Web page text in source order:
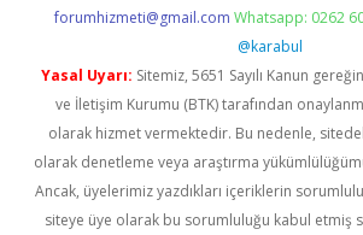
forumhizmeti@gmail.com Whatsapp: 0262
@karabul
Yasal Uyarı: Sitemiz, 5651 Sayılı Kanun
ve İletişim Kurumu (BTK) tarafından
olarak hizmet vermektedir. Bu nedenle,
olarak denetleme veya araştırma
Ancak, üyelerimiz yazdıkları içeriklerin
siteye üye olarak bu sorumluluğu kabul etmiş